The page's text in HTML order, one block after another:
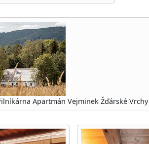
Apartmán Vejminek Žďárské Vrchy